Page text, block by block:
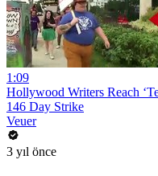
1:09
Hollywood Writers Reach
146 Day Strike
Veuer
3 yıl önce